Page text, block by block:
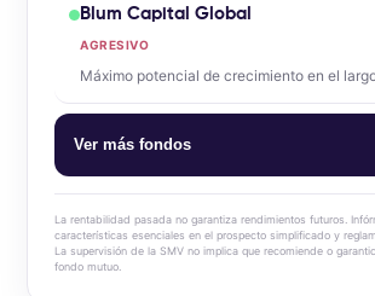
Blum Capital Global
AGRESIVO
Máximo potencial de crecimiento en el
Ver más fondos
Blum Cash Dólares
La rentabilidad pasada no garantiza rendimientos futuros.
características esenciales en el prospecto simplificado y
La supervisión de la SMV no implica que recomiende o
fondo mutuo.